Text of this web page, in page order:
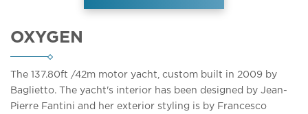
OXYGEN
The 137.80ft /42m motor yacht, custom built in 2009 by
Baglietto. The yacht's interior has been designed by Jean-
Pierre Fantini and her exterior styling is by Francesco